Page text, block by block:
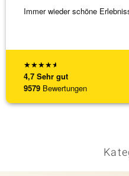
★★★★★
4,7 Sehr gut
9579 Bewertungen
Immer wieder schöne